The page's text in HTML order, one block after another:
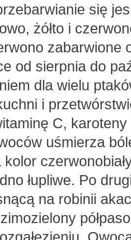
się
żółto i
zabarwione
od sierpnia do
dla wielu
i
C,
uśmierza
łupliwe. Po
na robinii